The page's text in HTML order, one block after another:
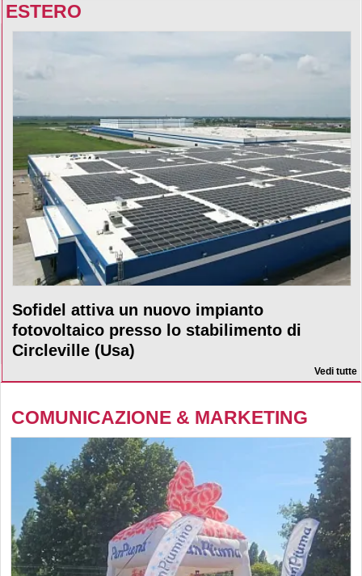
ESTERO
Sofidel attiva un nuovo impianto
fotovoltaico presso lo stabilimento di
Circleville (Usa)
Vedi tutte
COMUNICAZIONE & MARKETING